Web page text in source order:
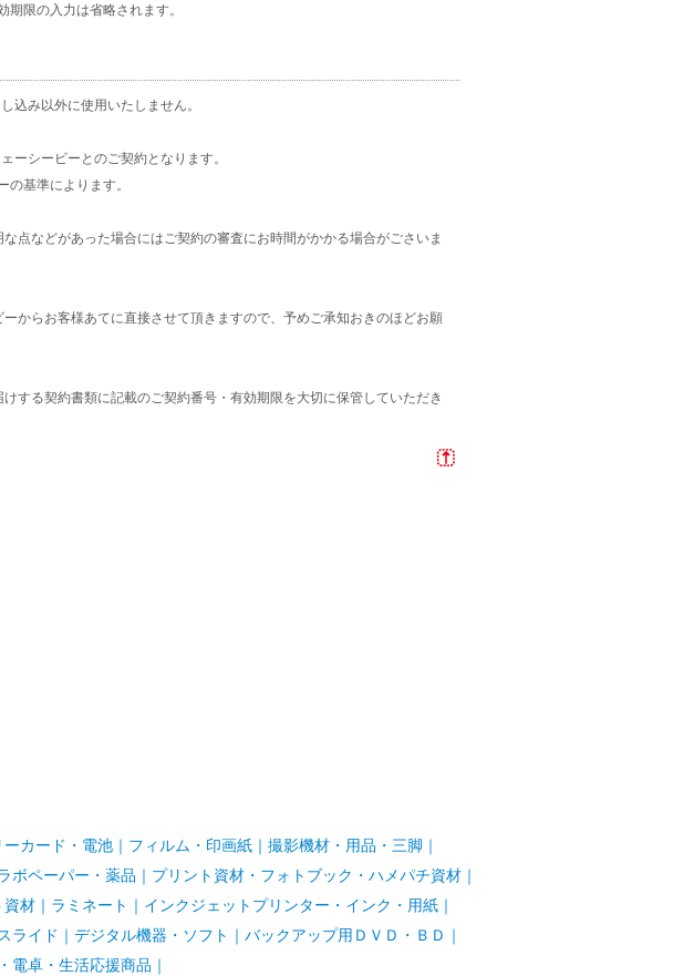
限の入力は省略されます。
込み以外に使用いたしません。
ーシービーとのご契約となります。
基準によります。
点などがあった場合にはご契約の審査にお時間がかかる場合がごさいま
からお客様あてに直接させて頂きますので、予めご承知おきのほどお願
する契約書類に記載のご契約番号・有効期限を大切に保管していただき
ーカード・電池 フィルム・印画紙 撮影機材・用品・三脚
ボペーパー・薬品 プリント資材・フォトブック・ハメパチ資材
資材 ラミネート インクジェットプリンター・インク・用紙
ライド デジタル機器・ソフト バックアップ用ＤＶＤ・ＢＤ
電卓・生活応援商品｜